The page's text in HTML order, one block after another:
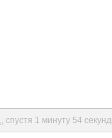
, спустя 1 минуту 54